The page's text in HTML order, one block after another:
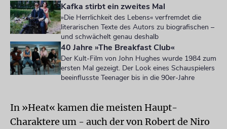
Kafka stirbt ein zweites Mal
»Die Herrlichkeit des Lebens« verfremdet die
literarischen Texte des Autors zu biografischen –
und schwächelt genau deshalb
40 Jahre »The Breakfast Club«
Der Kult-Film von John Hughes wurde 1984 zum
ersten Mal gezeigt. Der Look eines Schauspielers
beeinflusste Teenager bis in die 90er-Jahre
In »Heat« kamen die meisten Haupt-
Charaktere um - auch der von Robert de Niro